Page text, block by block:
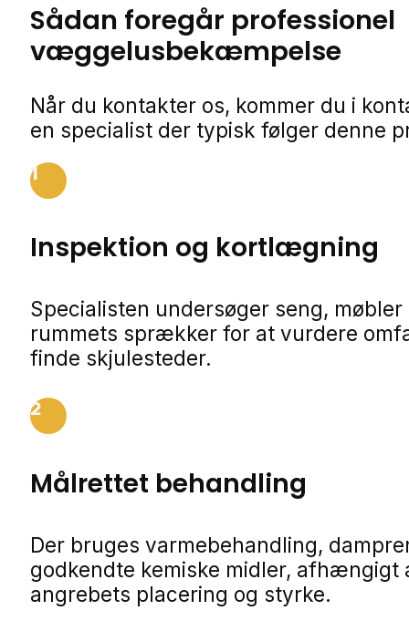
Sådan foregår professionel
væggelusbekæmpelse
Når du kontakter os, kommer du i
en specialist der typisk følger denne
1
Inspektion og kortlægning
Specialisten undersøger seng, møbler
rummets sprækker for at vurdere
finde skjulesteder.
2
Målrettet behandling
Der bruges varmebehandling,
godkendte kemiske midler, afhængigt
angrebets placering og styrke.